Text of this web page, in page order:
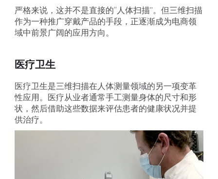
严格来说，这并不是直接的“人体扫描”。但三维扫描
作为一种推广穿戴产品的手段，正逐渐成为电商领
域中前景广阔的应用方向。
医疗卫生
医疗卫生是三维扫描在人体测量领域的另一项变革
性应用。医疗从业者通常手工测量身体的尺寸和形
状，然后借助这些数据来评估患者的健康状况并提
供治疗。